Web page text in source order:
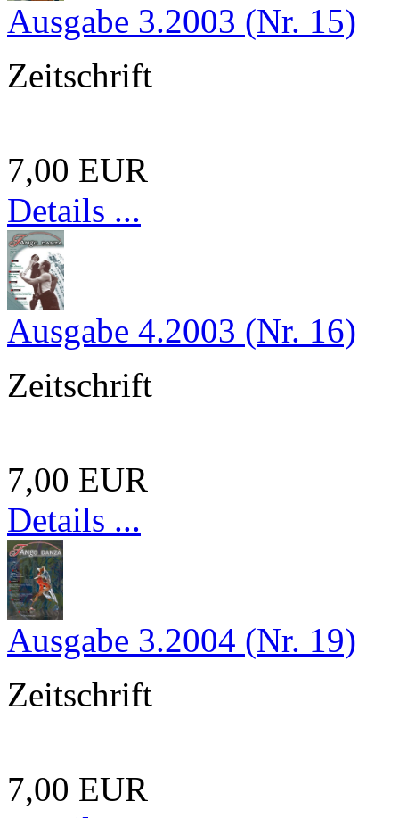
Ausgabe 3.2003 (Nr. 15)
Zeitschrift
7,00 EUR
Details ...
Ausgabe 4.2003 (Nr. 16)
Zeitschrift
7,00 EUR
Details ...
Ausgabe 3.2004 (Nr. 19)
Zeitschrift
7,00 EUR